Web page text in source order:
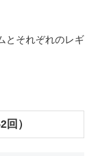
とそれぞれのレギ
）